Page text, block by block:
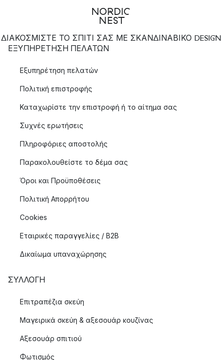
ΔΙΑΚΟΣΜΙΣΤΕ ΤΟ ΣΠΙΤΙ ΣΑΣ ΜΕ ΣΚΑΝΔΙΝΑΒΙΚΟ DESIGN
ΕΞΥΠΗΡΈΤΗΣΗ ΠΕΛΑΤΏΝ
Εξυπηρέτηση πελατών
Πολιτική επιστροφής
Καταχωρίστε την επιστροφή ή το αίτημα σας
Συχνές ερωτήσεις
Πληροφόριες αποστολής
Παρακολουθείστε το δέμα σας
Όροι και Προϋποθέσεις
Πολιτική Απορρήτου
Cookies
Εταιρικές παραγγελίες / B2B
Δικαίωμα υπαναχώρησης
ΣΥΛΛΟΓΉ
Επιτραπέζια σκεύη
Μαγειρικά σκεύη & αξεσουάρ κουζίνας
Αξεσουάρ σπιτιού
Φωτισμός